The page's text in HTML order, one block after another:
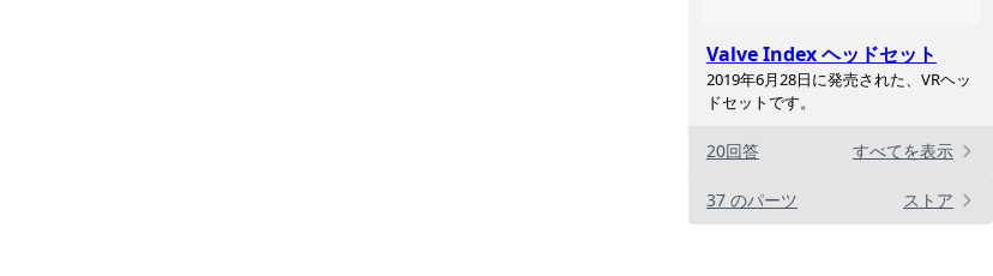
Valve Index ヘッドセット
2019年6月28日に発売された、VRヘッ
ドセットです。
20回答 すべてを表示
37 のパーツ ストア